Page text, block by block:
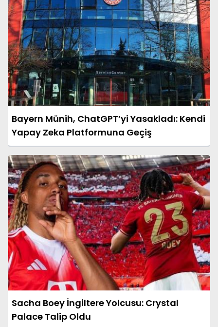
Bayern Münih, ChatGPT’yi Yasakladı: Kendi
Yapay Zeka Platformuna Geçiş
Sacha Boey İngiltere Yolcusu: Crystal
Palace Talip Oldu